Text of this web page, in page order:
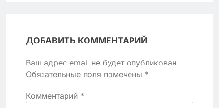
ДОБАВИТЬ КОММЕНТАРИЙ
Ваш адрес email не будет опубликован.
Обязательные поля помечены *
Комментарий *